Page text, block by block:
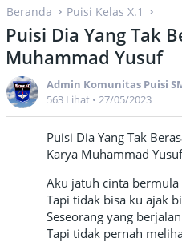
Beranda Puisi Kelas X.1
Puisi Dia Yang Tak
Muhammad Yusuf
Admin Komunitas Puisi
563 Lihat • 27/05/2023
Puisi Dia Yang Tak
Karya Muhammad Yusuf
Aku jatuh cinta
Tapi tidak bisa ku ajak
Seseorang yang
Tapi tidak pernah